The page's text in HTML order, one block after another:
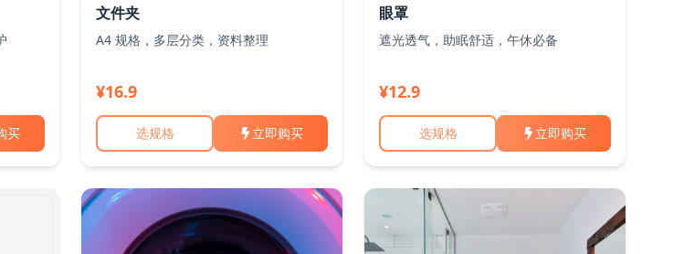
买
文件夹
A4 规格，多层分类，资料整理
¥16.9
选规格 立即购买
眼罩
遮光透气，助眠舒适，午休必备
¥12.9
选规格 立即购买